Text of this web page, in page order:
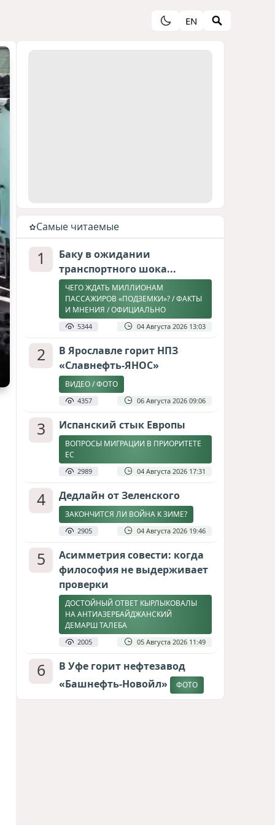
EN
Cамые читаемые
1
Баку в ожидании
транспортного шока...
ЧЕГО ЖДАТЬ МИЛЛИОНАМ
ПАССАЖИРОВ «ПОДЗЕМКИ»? / ФАКТЫ
И МНЕНИЯ / ОФИЦИАЛЬНО
5344 04 Августа 2026 13:03
2
В Ярославле горит НПЗ
«Славнефть-ЯНОС»
ВИДЕО / ФОТО
4357 06 Августа 2026 09:06
3 Испанский стык Европы
ВОПРОСЫ МИГРАЦИИ В ПРИОРИТЕТЕ
ЕС
2989 04 Августа 2026 17:31
4 Дедлайн от Зеленского
ЗАКОНЧИТСЯ ЛИ ВОЙНА К ЗИМЕ?
2905 04 Августа 2026 19:46
5
Асимметрия совести: когда
философия не выдерживает
проверки
ДОСТОЙНЫЙ ОТВЕТ КЫРЛЫКОВАЛЫ
НА АНТИАЗЕРБАЙДЖАНСКИЙ
ДЕМАРШ ТАЛЕБА
2005 05 Августа 2026 11:49
6
В Уфе горит нефтезавод
«Башнефть-Новойл»
ФОТО